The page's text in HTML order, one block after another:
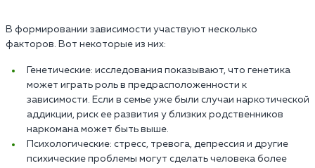
В формировании зависимости участвуют несколько
факторов. Вот некоторые из них:
Генетические: исследования показывают, что генетика
может играть роль в предрасположенности к
зависимости. Если в семье уже были случаи наркотической
аддикции, риск ее развития у близких родственников
наркомана может быть выше.
Психологические: стресс, тревога, депрессия и другие
психические проблемы могут сделать человека более